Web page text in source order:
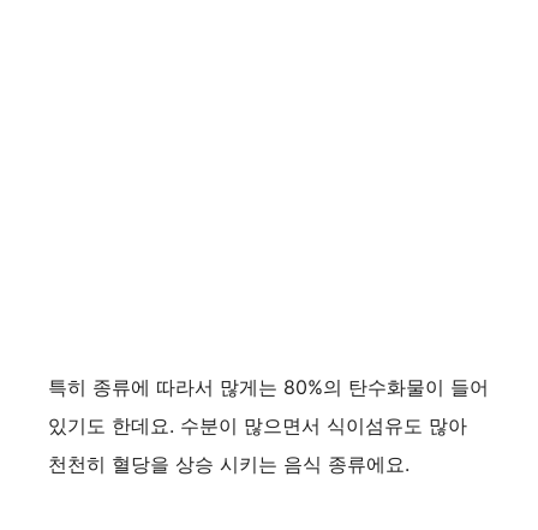
특히 종류에 따라서 많게는 80%의 탄수화물이 들어
있기도 한데요. 수분이 많으면서 식이섬유도 많아
천천히 혈당을 상승 시키는 음식 종류에요.